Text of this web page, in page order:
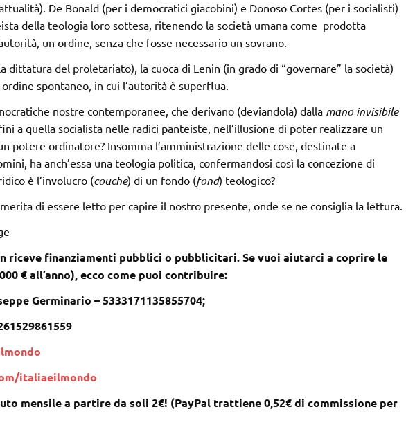
De Bonald (per i democratici giacobini) e Donoso Cortes (per i socialisti)
della teologia loro sottesa, ritenendo la società umana come prodotta
un ordine, senza che fosse necessario un sovrano.
dittatura del proletariato), la cuoca di Lenin (in grado di “governare” la società)
spontaneo, in cui l’autorità è superflua.
nostre contemporanee, che derivano (deviandola) dalla mano invisibile
a quella socialista nelle radici panteiste, nell’illusione di poter realizzare un
potere ordinatore? Insomma l’amministrazione delle cose, destinate a
ha anch’essa una teologia politica, confermandosi così la concezione di
è l’involucro (couche) di un fondo (fond) teologico?
di essere letto per capire il nostro presente, onde se ne consiglia la lettura.
riceve finanziamenti pubblici o pubblicitari. Se vuoi aiutarci a coprire le
€ all’anno), ecco come puoi contribuire:
Germinario – 5333171135855704;
italiaeilmondo
mensile a partire da soli 2€! (PayPal trattiene 0,52€ di commissione per